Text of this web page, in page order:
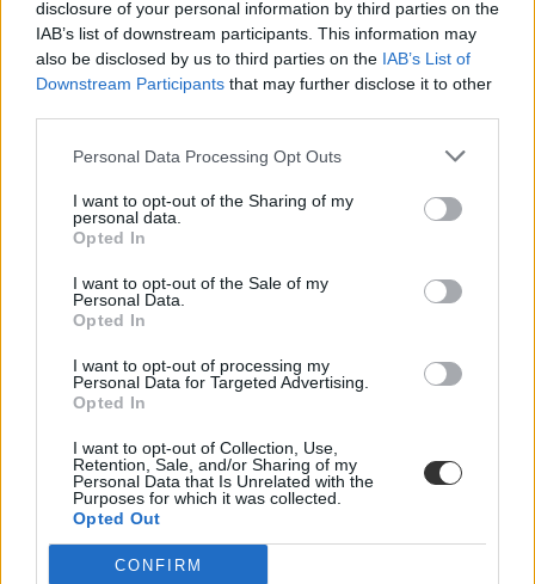
disclosure of your personal information by third parties on the
IAB’s list of downstream participants. This information may
also be disclosed by us to third parties on the IAB’s List of
Downstream Participants that may further disclose it to other
Personal Data Processing Opt Outs
I want to opt-out of the Sharing of my
personal data.
Opted In
I want to opt-out of the Sale of my
Personal Data.
Opted In
I want to opt-out of processing my
Personal Data for Targeted Advertising.
Opted In
I want to opt-out of Collection, Use,
Retention, Sale, and/or Sharing of my
Personal Data that Is Unrelated with the
Purposes for which it was collected.
Opted Out
CONFIRM
albérlet
felvételi ponthatárok
felvételi ponthatárok 2021
albérletárak 2021
albérlet árak
albérlet egyetemistáknak